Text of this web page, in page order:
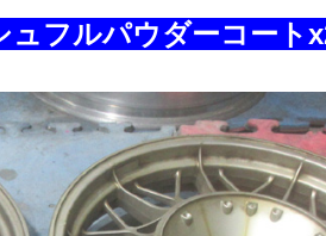
フルパウダーコート